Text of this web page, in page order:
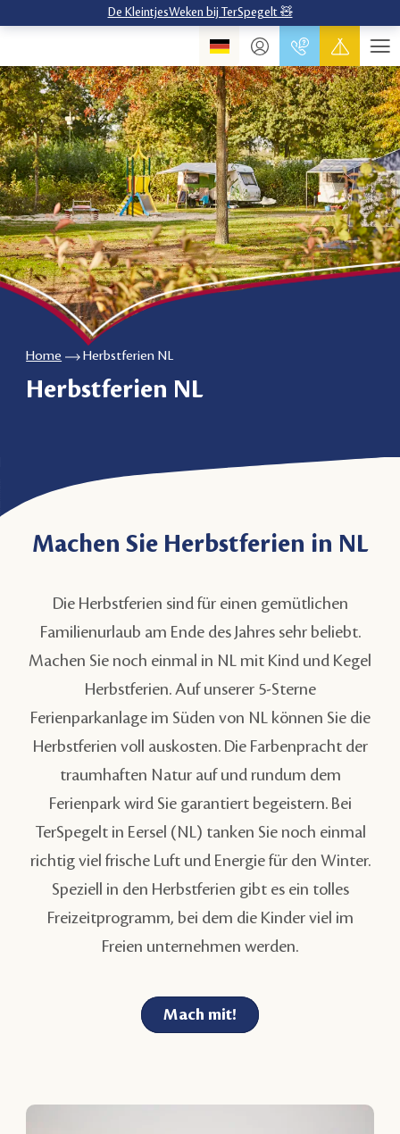
De KleintjesWeken bij TerSpegelt 🧸
Home Herbstferien NL
Herbstferien NL
Machen Sie Herbstferien in NL
Die Herbstferien sind für einen gemütlichen
Familienurlaub am Ende des Jahres sehr beliebt.
Machen Sie noch einmal in NL mit Kind und Kegel
Herbstferien. Auf unserer 5-Sterne
Ferienparkanlage im Süden von NL können Sie die
Herbstferien voll auskosten. Die Farbenpracht der
traumhaften Natur auf und rundum dem
Ferienpark wird Sie garantiert begeistern. Bei
TerSpegelt in Eersel (NL) tanken Sie noch einmal
richtig viel frische Luft und Energie für den Winter.
Speziell in den Herbstferien gibt es ein tolles
Freizeitprogramm, bei dem die Kinder viel im
Freien unternehmen werden.
Mach mit!